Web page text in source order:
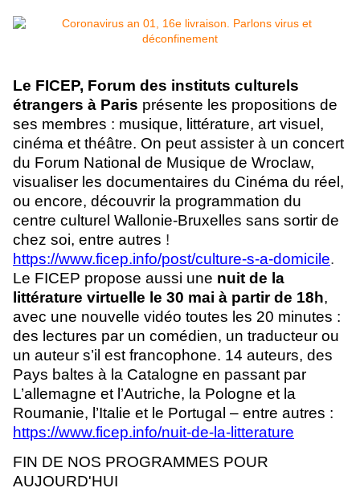
Le FICEP, Forum des instituts culturels
étrangers à Paris présente les propositions de
ses membres : musique, littérature, art visuel,
cinéma et théâtre. On peut assister à un concert
du Forum National de Musique de Wroclaw,
visualiser les documentaires du Cinéma du réel,
ou encore, découvrir la programmation du
centre culturel Wallonie-Bruxelles sans sortir de
chez soi, entre autres !
https://www.ficep.info/post/culture-s-a-domicile.
Le FICEP propose aussi une nuit de la
littérature virtuelle le 30 mai à partir de 18h,
avec une nouvelle vidéo toutes les 20 minutes :
des lectures par un comédien, un traducteur ou
un auteur s’il est francophone. 14 auteurs, des
Pays baltes à la Catalogne en passant par
L’allemagne et l’Autriche, la Pologne et la
Roumanie, l’Italie et le Portugal – entre autres :
https://www.ficep.info/nuit-de-la-litterature
FIN DE NOS PROGRAMMES POUR
AUJOURD'HUI